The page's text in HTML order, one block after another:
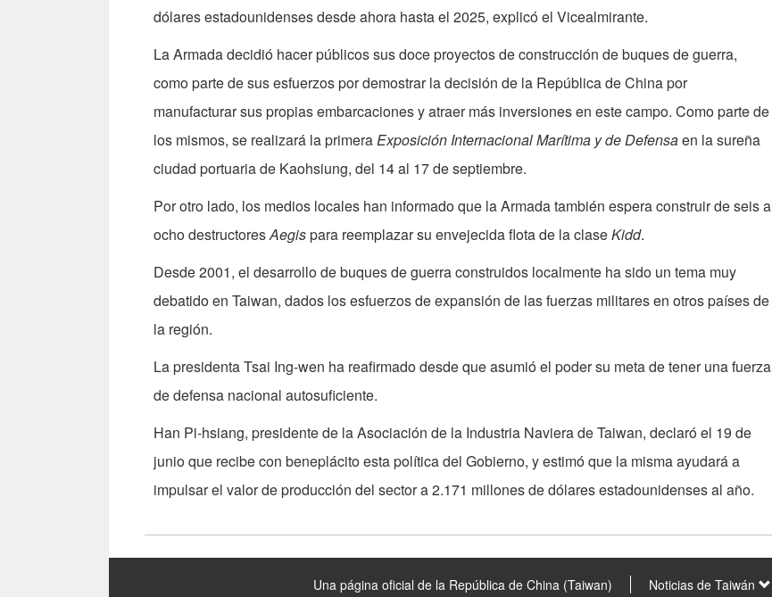
dólares estadounidenses desde ahora hasta el 2025, explicó el Vicealmirante.
La Armada decidió hacer públicos sus doce proyectos de construcción de buques de guerra,
como parte de sus esfuerzos por demostrar la decisión de la República de China por
manufacturar sus propias embarcaciones y atraer más inversiones en este campo. Como parte de
los mismos, se realizará la primeraExposición Internacional Marítima y de Defensaen la sureña
ciudad portuaria de Kaohsiung, del 14 al 17 de septiembre.
Por otro lado, los medios locales han informado que la Armada también espera construir de seis a
ocho destructoresAegispara reemplazar su envejecida flota de la claseKidd.
Desde 2001, el desarrollo de buques de guerra construidos localmente ha sido un tema muy
debatido en Taiwan, dados los esfuerzos de expansión de las fuerzas militares en otros países de
la región.
La presidenta Tsai Ing-wen ha reafirmado desde que asumió el poder su meta de tener una fuerza
de defensa nacional autosuficiente.
Han Pi-hsiang, presidente de la Asociación de la Industria Naviera de Taiwan, declaró el 19 de
junio que recibe con beneplácito esta política del Gobierno, y estimó que la misma ayudará a
impulsar el valor de producción del sector a 2.171 millones de dólares estadounidenses al año.
Una página oficial de la República de China (Taiwan) Noticias de Taiwán